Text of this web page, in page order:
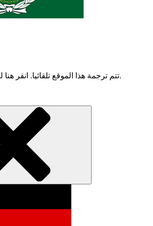
تتم ترجمة هذا الموقع تلقائيا. انقر هنا للمزيد من المعلومات.